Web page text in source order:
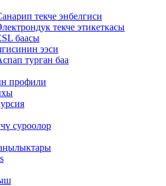
текче энбелгиси
текче этикеткасы
баасы
ээси
турган баа
профили
суроолор